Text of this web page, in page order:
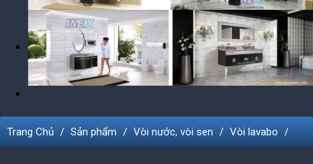
Trang Chủ Sản phẩm Vòi nước, vòi sen Vòi lavabo